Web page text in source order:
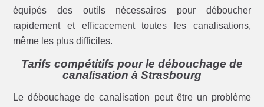
équipés des outils nécessaires pour déboucher
rapidement et efficacement toutes les canalisations,
même les plus difficiles.
Tarifs compétitifs pour le débouchage de
canalisation à Strasbourg
Le débouchage de canalisation peut être un problème